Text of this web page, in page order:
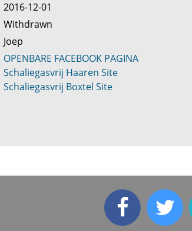
2016-12-01
Withdrawn
Joep
OPENBARE FACEBOOK PAGINA
Schaliegasvrij Haaren Site
Schaliegasvrij Boxtel Site